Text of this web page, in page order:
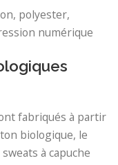
polyester,
numérique
fabriqués à partir
biologique, le
à capuche